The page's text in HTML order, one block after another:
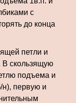
с
до конца
петли и
скользящую
подъема и
н), первую и